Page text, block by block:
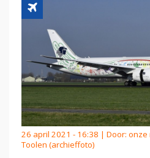
26 april 2021 - 16:38 | Door: onze
Toolen (archieffoto)